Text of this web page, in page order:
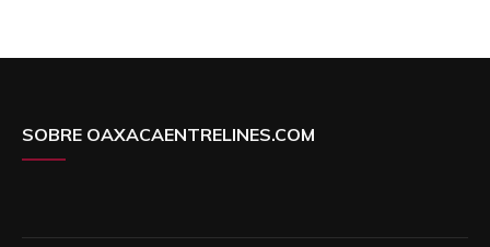
SOBRE OAXACAENTRELINES.COM